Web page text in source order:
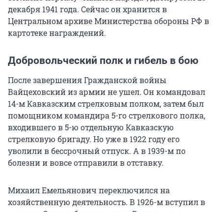
декабря 1941 года. Сейчас он хранится в
Центральном архиве Министерства обороны РФ в
картотеке награждений.
Добровольческий полк и гибель в бою
После завершения Гражданской войны
Вайцеховский из армии не ушел. Он командовал
14-м Кавказским стрелковым полком, затем был
помощником командира 5-го стрелкового полка,
входившего в 5-ю отдельную Кавказскую
стрелковую бригаду. Но уже в 1922 году его
уволили в бессрочный отпуск. А в 1939-м по
болезни и вовсе отправили в отставку.
Михаил Емельянович переключился на
хозяйственную деятельность. В 1926-м вступил в